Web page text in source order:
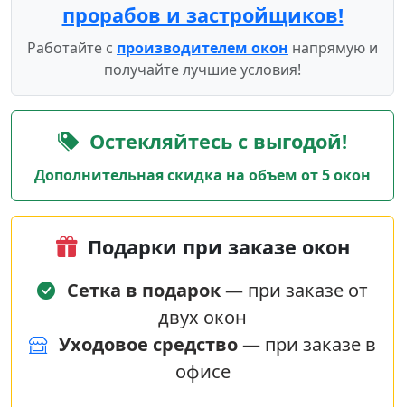
прорабов и застройщиков!
Работайте с производителем окон напрямую и
получайте лучшие условия!
Остекляйтесь с выгодой!
Дополнительная скидка на объем от 5 окон
Подарки при заказе окон
Сетка в подарок— при заказе от
двух окон
Уходовое средство— при заказе в
офисе